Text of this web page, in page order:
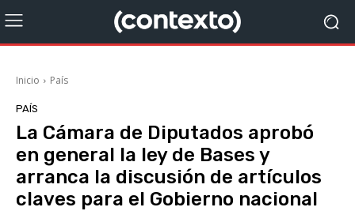
Inicio País
PAÍS
La Cámara de Diputados aprobó
en general la ley de Bases y
arranca la discusión de artículos
claves para el Gobierno nacional